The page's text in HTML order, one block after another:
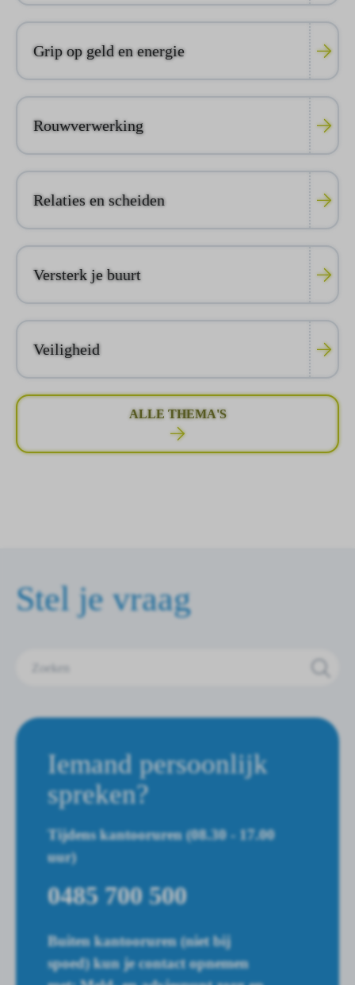
Grip op geld en energie
Rouwverwerking
Relaties en scheiden
Versterk je buurt
Veiligheid
ALLE THEMA'S
Stel je vraag
Iemand persoonlijk
spreken?
Tijdens kantooruren (08.30 - 17.00
uur)
0485 700 500
Buiten kantooruren (niet bij
spoed) kun je contact opnemen